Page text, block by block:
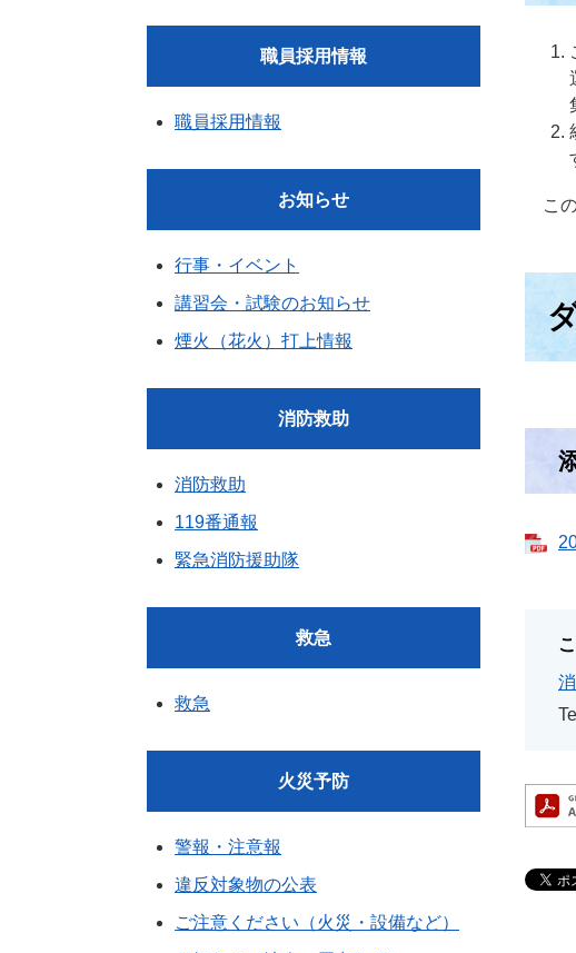
この
職員採用情報
職員採用情報
お知らせ
行事・イベント
講習会・試験のお知らせ
煙火（花火）打上情報
消防救助
消防救助
119番通報
緊急消防援助隊
救急
救急
火災予防
警報・注意報
違反対象物の公表
ご注意ください（火災・設備など）